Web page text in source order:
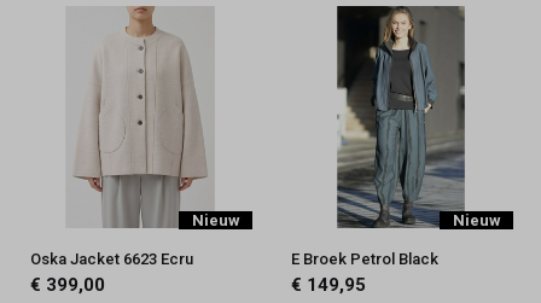
Nieuw
Oska Jacket 6623 Ecru
€ 399,00
Nieuw
E Broek Petrol Black
€ 149,95